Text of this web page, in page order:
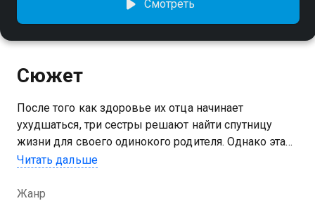
Смотреть
Сюжет
После того как здоровье их отца начинает
ухудшаться, три сестры решают найти спутницу
жизни для своего одинокого родителя. Однако эта
попытка неожиданно раскрывает не только
сердце, но и поднимает на поверхность их
Читать дальше
Жанр